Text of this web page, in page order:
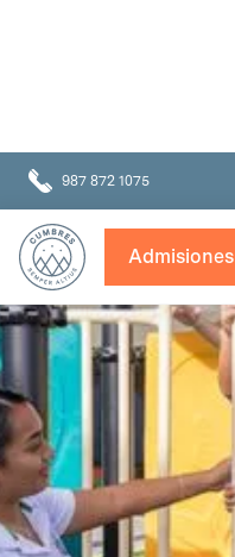
987 872 1075
Admisiones